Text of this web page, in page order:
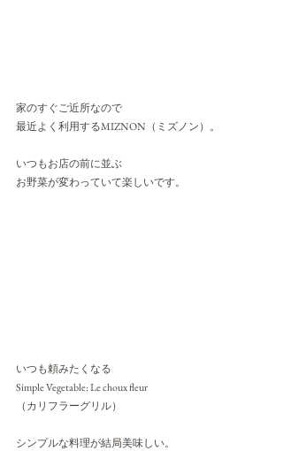
家のすぐご近所なので
最近よく利用するMIZNON（ミズノン）。
いつもお店の前に並ぶ
お野菜が変わっていて楽しいです。
いつも頼みたくなる
Simple Vegetable: Le choux fleur
（カリフラーグリル）
シンプルな料理が結局美味しい。